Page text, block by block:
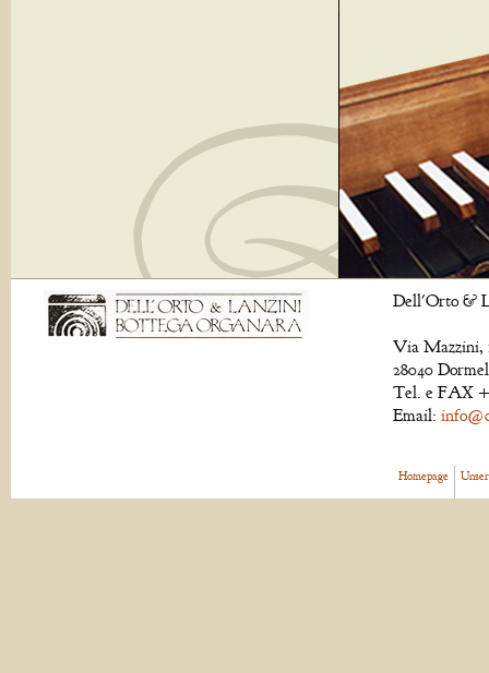
Dell'Orto &
Via Mazzini,
28040
Tel. e FAX
Email:
Homepage